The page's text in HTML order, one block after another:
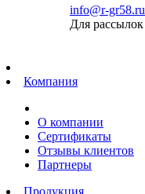
info@r-gr58.ru
Для рассылок
Компания
О компании
Сертификаты
Отзывы клиентов
Партнеры
Продукция